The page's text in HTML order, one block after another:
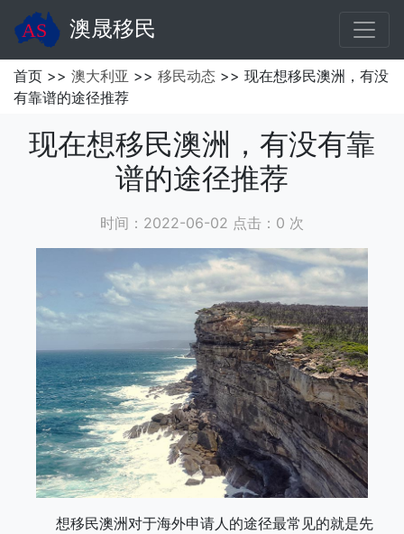
澳晟移民
首页 >> 澳大利亚 >> 移民动态 >> 现在想移民澳洲，有没
有靠谱的途径推荐
现在想移民澳洲，有没有靠
谱的途径推荐
时间：2022-06-02 点击： 0 次
想移民澳洲对于海外申请人的途径最常见的就是先